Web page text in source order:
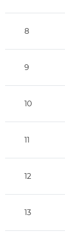
8
9
10
11
12
13